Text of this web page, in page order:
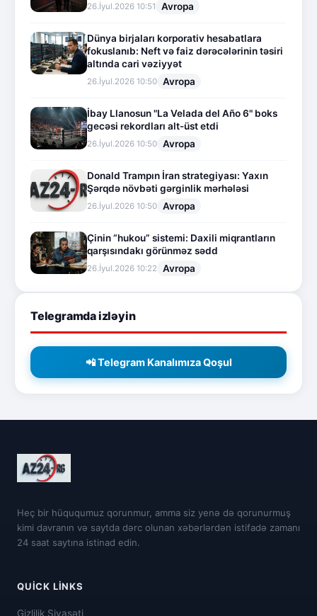
26.İyul.2026 10:51 Avropa
Dünya birjaları korporativ hesabatlara
fokuslanıb: Neft və faiz dərəcələrinin təsiri
altında cari vəziyyət
26.İyul.2026 10:50 Avropa
İbay Llanosun "La Velada del Año 6" boks
gecəsi rekordları alt-üst etdi
26.İyul.2026 10:50 Avropa
Donald Trampın İran strategiyası: Yaxın
Şərqdə növbəti gərginlik mərhələsi
26.İyul.2026 10:50 Avropa
Çinin “hukou” sistemi: Daxili miqrantların
qarşısındakı görünməz sədd
26.İyul.2026 10:22 Avropa
Telegramda izləyin
📲 Telegram Kanalımıza Qoşul
Heç bir hüququmuz qorunmur, amma siz yenə də qorunurmuş
kimi davranın və saytda dərc olunan xəbərlərdən istifadə zamanı
24 saat saytına istinad edin.
QUICK LINKS
Gizlilik Siyasəti